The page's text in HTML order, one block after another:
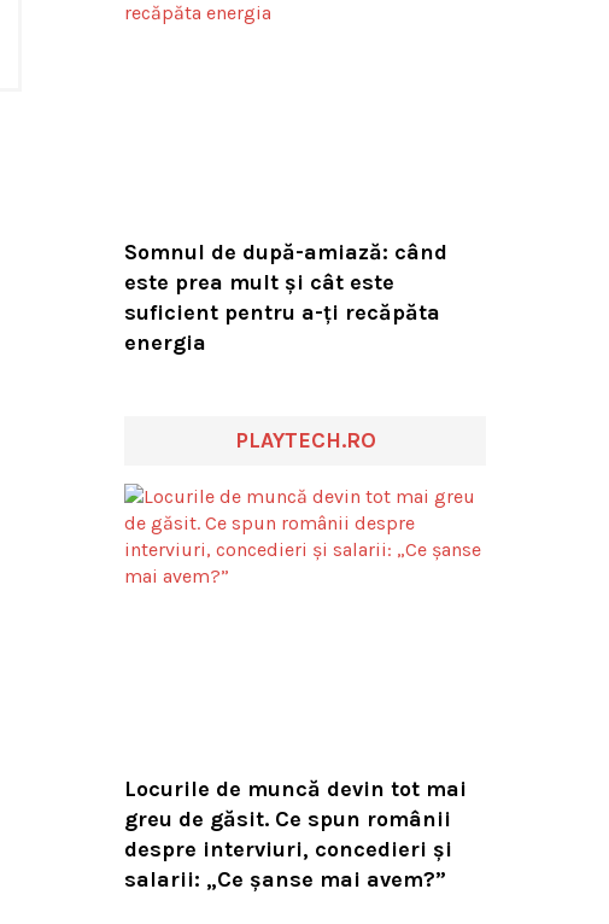
Somnul de după-amiază: când
este prea mult și cât este
suficient pentru a-ți recăpăta
energia
PLAYTECH.RO
Locurile de muncă devin tot mai
greu de găsit. Ce spun românii
despre interviuri, concedieri și
salarii: „Ce șanse mai avem?”